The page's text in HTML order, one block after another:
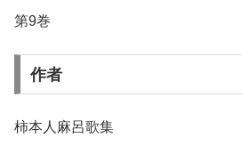
第9巻
作者
柿本人麻呂歌集